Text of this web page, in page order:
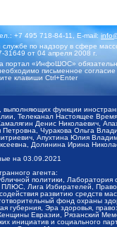
+7 495 718-84-11, E-mail:
по надзору в сфере
от 04 апреля 2008 г.
портал «ИнфоШОС»
письменное
клавиши Ctrl+Enter
функции
Телеканал Настоящее
Денис Николаевич,
Чуракова Ольга
Апухтина Юлия
Долинина Ирина
на 03.09.2021
агента:
политики,
Лига Избирателей,
развитию средств
фонд охраны
губерния, Эра здоровья,
Евразии, Рязанский
инициатив и социального